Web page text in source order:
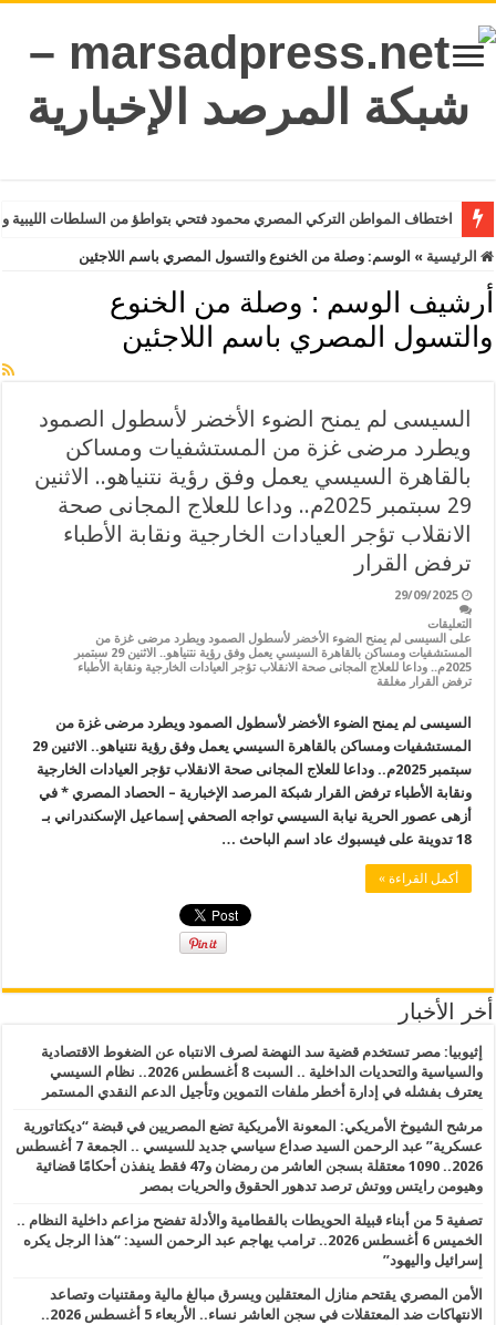
اختطاف المواطن التركي المصري محمود فتحي بتواطؤ من السلطات
الرئيسية » الوسم: وصلة من الخنوع والتسول المصري باسم اللاجئين
أرشيف الوسم : وصلة من الخنوع
والتسول المصري باسم اللاجئين
السيسى لم يمنح الضوء الأخضر لأسطول الصمود
ويطرد مرضى غزة من المستشفيات ومساكن
بالقاهرة السيسي يعمل وفق رؤية نتنياهو.. الاثنين
29 سبتمبر 2025م.. وداعا للعلاج المجانى صحة
الانقلاب تؤجر العيادات الخارجية ونقابة الأطباء
ترفض القرار
29/09/2025
التعليقات
على السيسى لم يمنح الضوء الأخضر لأسطول الصمود ويطرد مرضى غزة من
المستشفيات ومساكن بالقاهرة السيسي يعمل وفق رؤية نتنياهو.. الاثنين 29 سبتمبر
2025م.. وداعا للعلاج المجانى صحة الانقلاب تؤجر العيادات الخارجية ونقابة الأطباء
ترفض القرار مغلقة
السيسى لم يمنح الضوء الأخضر لأسطول الصمود ويطرد مرضى غزة من
المستشفيات ومساكن بالقاهرة السيسي يعمل وفق رؤية نتنياهو.. الاثنين 29
سبتمبر 2025م.. وداعا للعلاج المجانى صحة الانقلاب تؤجر العيادات الخارجية
ونقابة الأطباء ترفض القرار شبكة المرصد الإخبارية – الحصاد المصري * في
أزهى عصور الحرية نيابة السيسي تواجه الصحفي إسماعيل الإسكندراني بـ
18 تدوينة على فيسبوك عاد اسم الباحث …
أكمل القراءة »
أخر الأخبار
إثيوبيا: مصر تستخدم قضية سد النهضة لصرف الانتباه عن الضغوط الاقتصادية
والسياسية والتحديات الداخلية .. السبت 8 أغسطس 2026.. نظام السيسي
يعترف بفشله في إدارة أخطر ملفات التموين وتأجيل الدعم النقدي المستمر
مرشح الشيوخ الأمريكي: المعونة الأمريكية تضع المصريين في قبضة “ديكتاتورية
عسكرية” عبد الرحمن السيد صداع سياسي جديد للسيسي .. الجمعة 7 أغسطس
2026.. 1090 معتقلة بسجن العاشر من رمضان و47 فقط ينفذن أحكامًا قضائية
وهيومن رايتس ووتش ترصد تدهور الحقوق والحريات بمصر
تصفية 5 من أبناء قبيلة الحويطات بالقطامية والأدلة تفضح مزاعم داخلية النظام ..
الخميس 6 أغسطس 2026.. ترامب يهاجم عبد الرحمن السيد: “هذا الرجل يكره
إسرائيل واليهود”
الأمن المصري يقتحم منازل المعتقلين ويسرق مبالغ مالية ومقتنيات وتصاعد
الانتهاكات ضد المعتقلات في سجن العاشر نساء.. الأربعاء 5 أغسطس 2026..